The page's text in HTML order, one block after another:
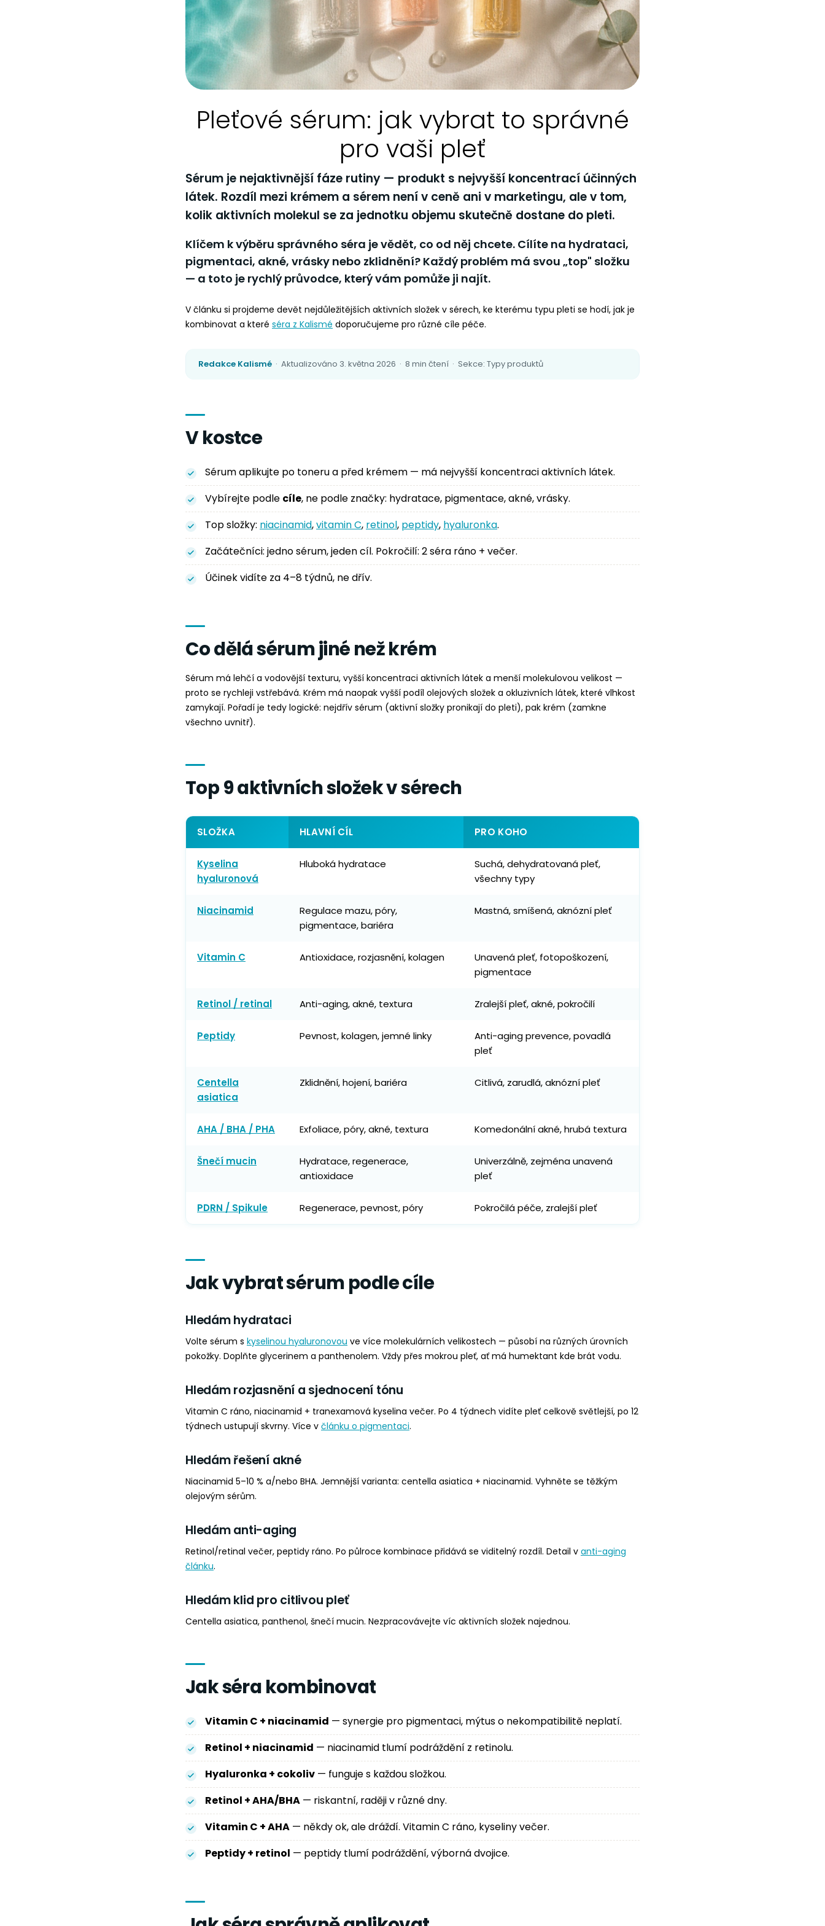
Pleťové sérum: jak vybrat to správné
pro vaši pleť
Sérum je nejaktivnější fáze rutiny — produkt s nejvyšší koncentrací účinných
látek. Rozdíl mezi krémem a sérem není v ceně ani v marketingu, ale v tom,
kolik aktivních molekul se za jednotku objemu skutečně dostane do pleti.
Klíčem k výběru správného séra jevědět, co od něj chcete. Cílíte na hydrataci,
pigmentaci, akné, vrásky nebo zklidnění? Každý problém má svou „top" složku
— a toto je rychlý průvodce, který vám pomůže ji najít.
V článku si projdeme devět nejdůležitějších aktivních složek v sérech, ke kterému typu pleti se hodí, jak je
kombinovat a které séra z Kalismé doporučujeme pro různé cíle péče.
Redakce Kalismé · Aktualizováno 3. května 2026 · 8 min čtení · Sekce: Typy produktů
V kostce
Sérum aplikujte po toneru a před krémem — má nejvyšší koncentraci aktivních látek.
Vybírejte podle cíle, ne podle značky: hydratace, pigmentace, akné, vrásky.
Top složky: niacinamid,vitamin C, retinol, peptidy, hyaluronka.
Začátečníci: jedno sérum, jeden cíl. Pokročilí: 2 séra ráno + večer.
Účinek vidíte za 4–8 týdnů, ne dřív.
Co dělá sérum jiné než krém
Sérum má lehčí a vodovější texturu, vyšší koncentraci aktivních látek a menší molekulovou velikost —
proto se rychleji vstřebává. Krém má naopak vyšší podíl olejových složek a okluzivních látek, které vlhkost
zamykají. Pořadí je tedy logické: nejdřív sérum (aktivní složky pronikají do pleti), pak krém (zamkne
všechno uvnitř).
Top 9 aktivních složek v sérech
SLOŽKA HLAVNÍ CÍL PRO KOHO
Kyselina
hyaluronová
Hluboká hydratace
Suchá, dehydratovaná pleť,
všechny typy
Niacinamid
Regulace mazu, póry,
pigmentace, bariéra
Mastná, smíšená, aknózní pleť
Vitamin C Antioxidace, rozjasnění, kolagen
Unavená pleť, fotopoškození,
pigmentace
Retinol / retinal Anti-aging, akné, textura Zralejší pleť, akné, pokročilí
Peptidy Pevnost, kolagen, jemné linky
Anti-aging prevence, povadlá
pleť
Centella
asiatica
Zklidnění, hojení, bariéra Citlivá, zarudlá, aknózní pleť
AHA / BHA / PHA Exfoliace, póry, akné, textura Komedonální akné, hrubá textura
Šnečí mucin
Hydratace, regenerace,
antioxidace
Univerzálně, zejména unavená
pleť
PDRN / Spikule Regenerace, pevnost, póry Pokročilá péče, zralejší pleť
Jak vybrat sérum podle cíle
Hledám hydrataci
Volte sérum s kyselinou hyaluronovou ve více molekulárních velikostech — působí na různých úrovních
pokožky. Doplňte glycerinem a panthenolem. Vždy přes mokrou pleť, ať má humektant kde brát vodu.
Hledám rozjasnění a sjednocení tónu
Vitamin C ráno, niacinamid + tranexamová kyselina večer. Po 4 týdnech vidíte pleť celkově světlejší, po 12
týdnech ustupují skvrny. Více v článku o pigmentaci.
Hledám řešení akné
Niacinamid 5–10 % a/nebo BHA. Jemnější varianta: centella asiatica + niacinamid. Vyhněte se těžkým
olejovým sérům.
Hledám anti-aging
Retinol/retinal večer, peptidy ráno. Po půlroce kombinace přidává se viditelný rozdíl. Detail v anti-aging
článku.
Hledám klid pro citlivou pleť
Centella asiatica, panthenol, šnečí mucin. Nezpracovávejte víc aktivních složek najednou.
Jak séra kombinovat
Vitamin C + niacinamid — synergie pro pigmentaci, mýtus o nekompatibilitě neplatí.
Retinol + niacinamid — niacinamid tlumí podráždění z retinolu.
Hyaluronka + cokoliv — funguje s každou složkou.
Retinol + AHA/BHA — riskantní, raději v různé dny.
Vitamin C + AHA — někdy ok, ale dráždí. Vitamin C ráno, kyseliny večer.
Peptidy + retinol — peptidy tlumí podráždění, výborná dvojice.